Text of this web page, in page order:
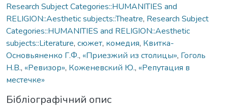
Research Subject Categories::HUMANITIES and
RELIGION::Aesthetic subjects::Theatre, Research Subject
Categories::HUMANITIES and RELIGION::Aesthetic
subjects::Literature, сюжет, комедия, Квитка-
Основьяненко Г.Ф., «Приезжий из столицы», Гоголь
Н.В., «Ревизор», Коженевский Ю., «Репутация в
местечке»
Бібліографічний опис